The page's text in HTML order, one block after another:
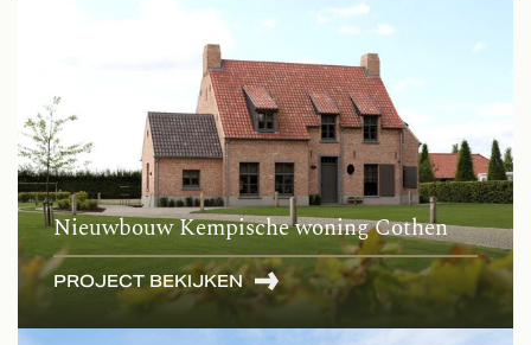
Nieuwbouw Kempische woning Cothen
PROJECT BEKIJKEN